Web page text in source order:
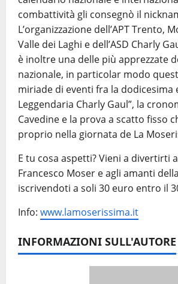
combattività gli consegnò il
L’organizzazione dell’APT Trento,
Valle dei Laghi e dell’ASD Charly
è inoltre una delle più apprezzate
nazionale, in particolar modo
miriade di eventi fra la dodicesima
Leggendaria Charly Gaul”, la
Cavedine e la prova a scatto fisso
proprio nella giornata de La
E tu cosa aspetti? Vieni a divertirti
Francesco Moser e agli amanti della
iscrivendoti a soli 30 euro entro il
Info: www.lamoserissima.it
INFORMAZIONI SULL'AUTORE